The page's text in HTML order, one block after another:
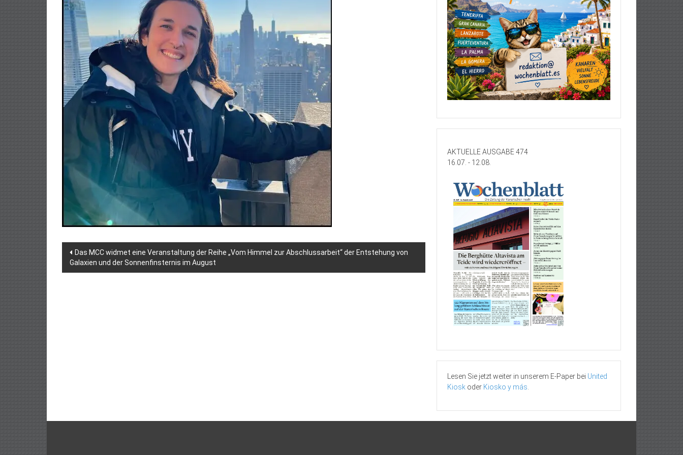
Beitragsnavigation
Das MCC widmet eine Veranstaltung der Reihe „Vom Himmel zur Abschlussarbeit“ der Entstehung von
Galaxien und der Sonnenfinsternis im August
AKTUELLE AUSGABE 474
16.07. - 12.08.
Lesen Sie jetzt weiter in unserem E-Paper bei United
Kiosk oder Kiosko y más